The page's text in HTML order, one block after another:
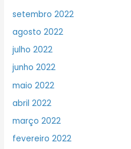
setembro 2022
agosto 2022
julho 2022
junho 2022
maio 2022
abril 2022
março 2022
fevereiro 2022